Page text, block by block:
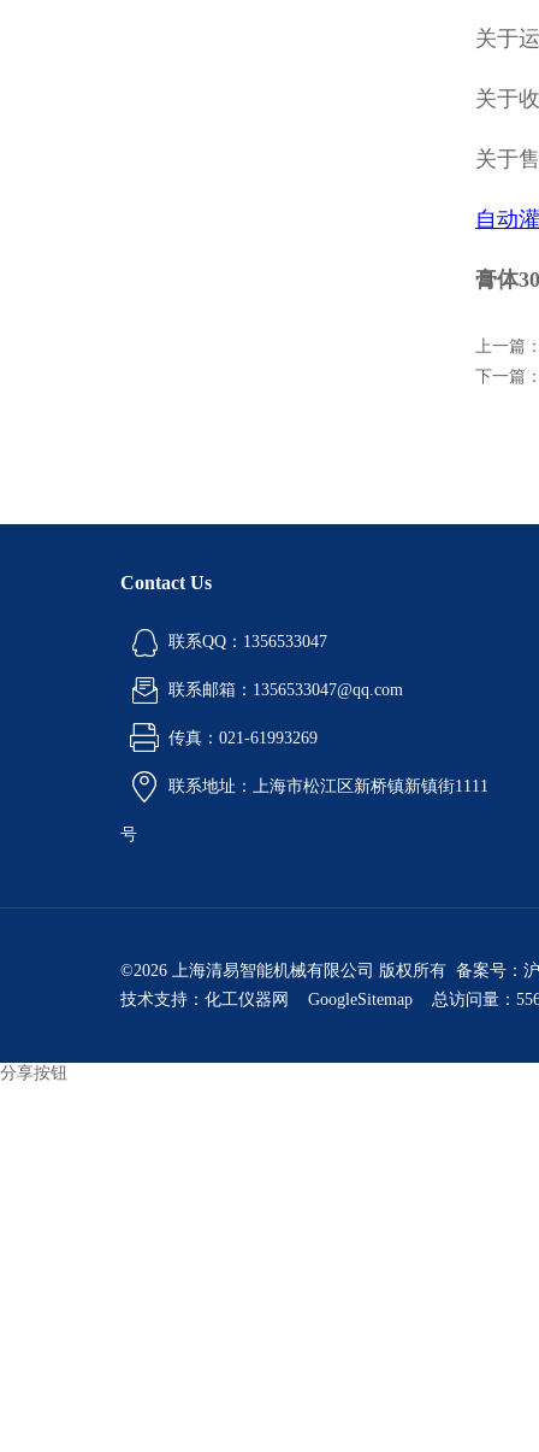
关于
关于
关于
自动
膏体
上一篇
下一篇
Contact Us
联系QQ：1356533047
联系邮箱：1356533047@qq.com
传真：021-61993269
联系地址：上海市松江区新桥镇新镇街1111
号
©2026 上海清易智能机械有限公司 版权所有 备案号：
技术支持： 化工仪器网 GoogleSitemap 总访问量：
分享按钮